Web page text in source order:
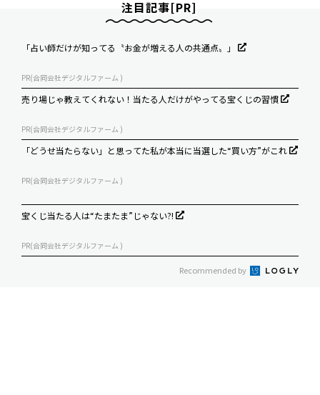
注目記事[PR]
「占い師だけが知ってる〝お金が増える人の共通点〟」
PR(合同会社デジタルファーム )
売り場じゃ教えてくれない！当たる人だけがやってる宝くじの習慣
PR(合同会社デジタルファーム )
「どうせ当たらない」と思ってた私が本当に当選した“買い方”がこれ
PR(合同会社デジタルファーム )
宝くじ当たる人は“たまたま”じゃない?!
PR(合同会社デジタルファーム )
Recommended by